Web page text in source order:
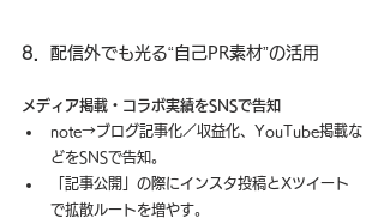
8． 配信外でも光る“自己PR素材”の活用
メディア掲載・コラボ実績をSNSで告知
note→ブログ記事化／収益化、YouTube掲載な
どをSNSで告知。
「記事公開」の際にインスタ投稿とXツイート
で拡散ルートを増やす。